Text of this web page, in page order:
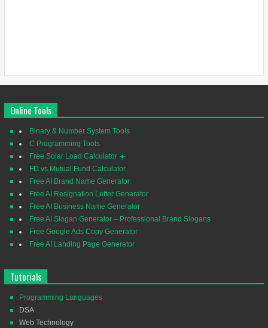
Online Tools
Binary & Number System Tools
C Programming Tools
Free Solar Load Calculator ☀️
FD vs Mutual Fund Calculator
Free AI Brand Name Generator
Free AI Resignation Letter Generator
Free AI Business Name Generator
Free AI Slogan Generator – Professional Brand Slogans
Free Google Ads Copy Generator
Free AI Landing Page Generator
Tutorials
Programming Languages
DSA
Web Technology